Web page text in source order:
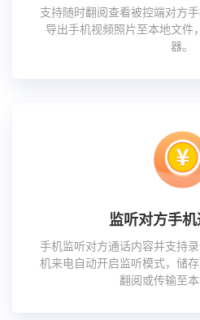
支持随时翻阅查看被控端对方
导出手机视频照片至本地文件
器。
监听对方手
手机监听对方通话内容并支持
机来电自动开启监听模式，储
翻阅或传输至本